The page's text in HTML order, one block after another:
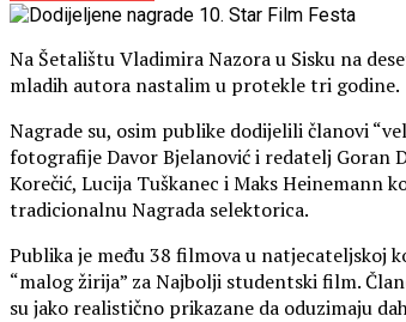
Na Šetalištu Vladimira Nazora u Sisku na
mladih autora nastalim u protekle tri godine.
Nagrade su, osim publike dodijelili članovi
fotografije Davor Bjelanović i redatelj Goran
Korečić, Lucija Tuškanec i Maks
tradicionalnu Nagrada selektorica.
Publika je među 38 filmova u natjecateljskoj
“malog žirija” za Najbolji studentski film.
su jako realistično prikazane da oduzimaju